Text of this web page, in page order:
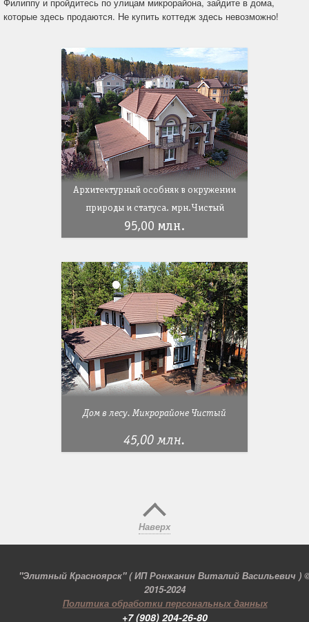
которые здесь продаются. Не купить коттедж здесь невозможно!
Архитектурный особняк в окружении
природы и статуса. мрн.Чистый
95,00 млн.
Дом в лесу. Микрорайоне Чистый
45,00 млн.
Наверх
"Элитный Красноярск" ( ИП Ронжанин Виталий Васильевич )
2015-2024
Политика обработки персональных данных
+7 (908) 204-26-80